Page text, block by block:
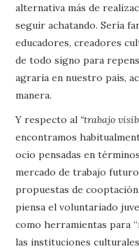
alternativa más de
seguir achatando. Sería
educadores, creadores
de todo signo para
agraria en nuestro país,
manera.
Y respecto al “trabajo
encontramos
ocio pensadas en
mercado de trabajo
propuestas de
piensa el voluntariado
como herramientas para
las instituciones